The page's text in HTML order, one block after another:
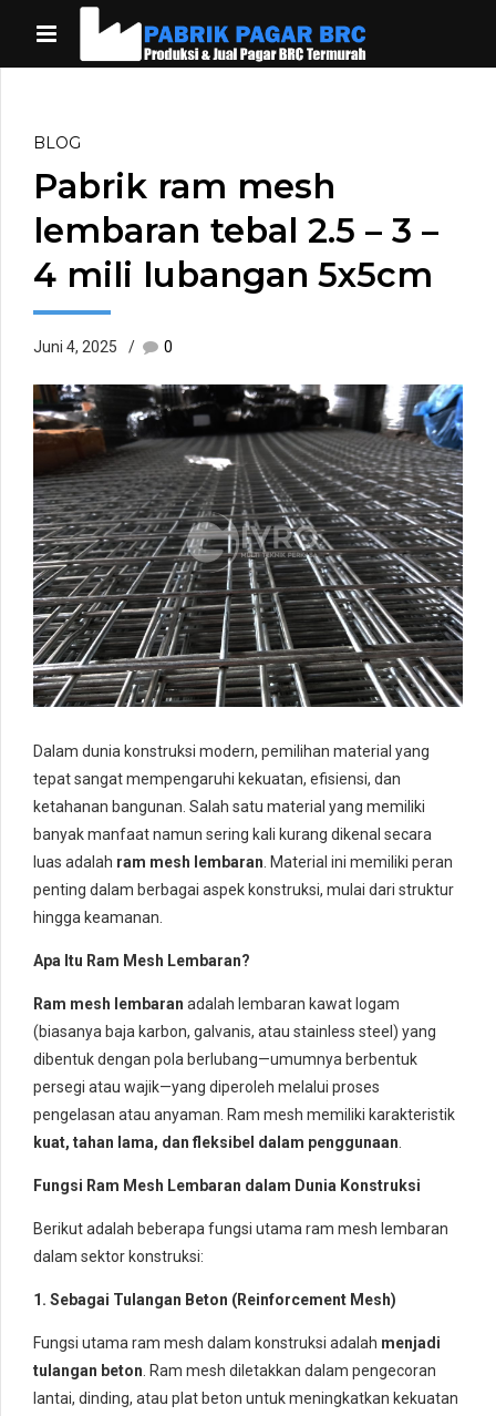
BLOG
Pabrik ram mesh
lembaran tebal 2.5 – 3 –
4 mili lubangan 5x5cm
Juni 4, 2025 0
Dalam dunia konstruksi modern, pemilihan material yang
tepat sangat mempengaruhi kekuatan, efisiensi, dan
ketahanan bangunan. Salah satu material yang memiliki
banyak manfaat namun sering kali kurang dikenal secara
luas adalah ram mesh lembaran . Material ini memiliki peran
penting dalam berbagai aspek konstruksi, mulai dari struktur
hingga keamanan.
Apa Itu Ram Mesh Lembaran?
Ram mesh lembaran adalah lembaran kawat logam
(biasanya baja karbon, galvanis, atau stainless steel) yang
dibentuk dengan pola berlubang—umumnya berbentuk
persegi atau wajik—yang diperoleh melalui proses
pengelasan atau anyaman. Ram mesh memiliki karakteristik
kuat, tahan lama, dan fleksibel dalam penggunaan
Fungsi Ram Mesh Lembaran dalam Dunia Konstruksi
Berikut adalah beberapa fungsi utama ram mesh lembaran
dalam sektor konstruksi:
1. Sebagai Tulangan Beton (Reinforcement Mesh)
Fungsi utama ram mesh dalam konstruksi adalah menjadi
tulangan beton . Ram mesh diletakkan dalam pengecoran
lantai, dinding, atau plat beton untuk meningkatkan kekuatan